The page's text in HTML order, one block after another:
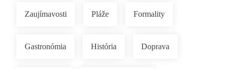
Zaujímavosti Pláže Formality
Gastronómia História Doprava